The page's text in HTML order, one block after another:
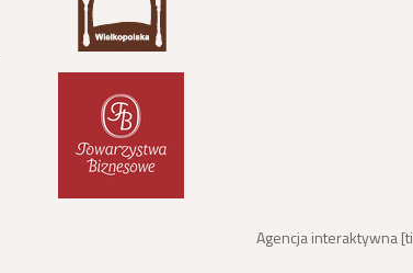
Agencja interaktywna [ti